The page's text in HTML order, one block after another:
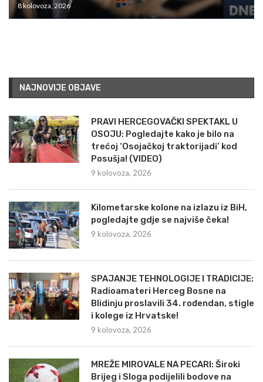
8 kolovoza, 2026
NAJNOVIJE OBJAVE
PRAVI HERCEGOVAČKI SPEKTAKL U
OSOJU: Pogledajte kako je bilo na
trećoj ‘Osojačkoj traktorijadi’ kod
Posušja! (VIDEO)
9 kolovoza, 2026
Kilometarske kolone na izlazu iz BiH,
pogledajte gdje se najviše čeka!
9 kolovoza, 2026
SPAJANJE TEHNOLOGIJE I TRADICIJE:
Radioamateri Herceg Bosne na
Blidinju proslavili 34. rođendan, stigle
i kolege iz Hrvatske!
9 kolovoza, 2026
MREŽE MIROVALE NA PECARI: Široki
Brijeg i Sloga podijelili bodove na